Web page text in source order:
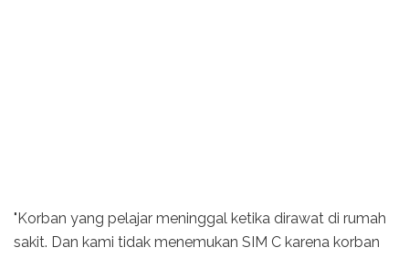
"Korban yang pelajar meninggal ketika dirawat di rumah
sakit. Dan kami tidak menemukan SIM C karena korban